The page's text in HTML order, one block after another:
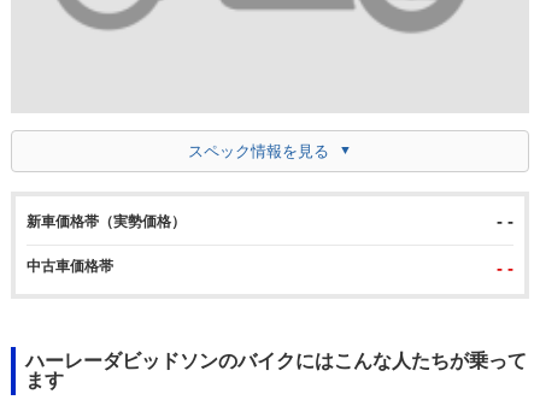
スペック情報を見る
新車価格帯（実勢価格） - -
中古車価格帯 - -
ハーレーダビッドソンのバイクにはこんな人たちが乗って
ます